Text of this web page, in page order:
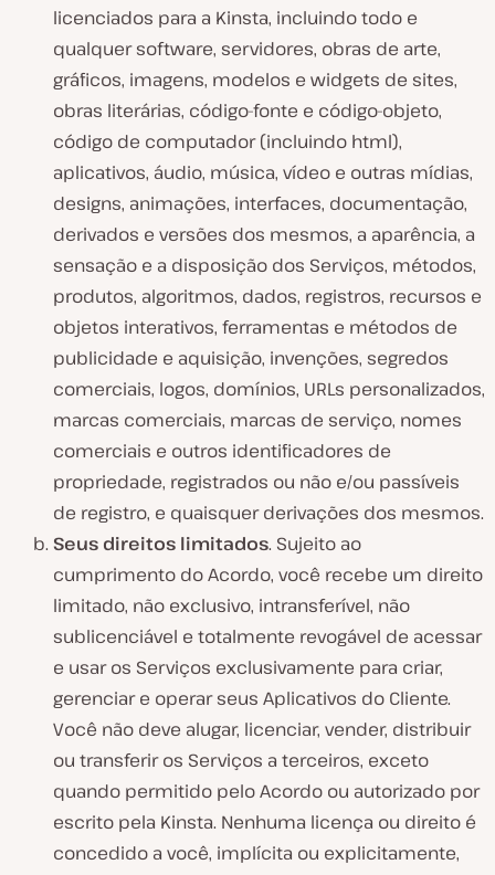
licenciados para a Kinsta, incluindo todo e
qualquer software, servidores, obras de arte,
gráficos, imagens, modelos e widgets de sites,
obras literárias, código-fonte e código-objeto,
código de computador (incluindo html),
aplicativos, áudio, música, vídeo e outras mídias,
designs, animações, interfaces, documentação,
derivados e versões dos mesmos, a aparência, a
sensação e a disposição dos Serviços, métodos,
produtos, algoritmos, dados, registros, recursos e
objetos interativos, ferramentas e métodos de
publicidade e aquisição, invenções, segredos
comerciais, logos, domínios, URLs personalizados,
marcas comerciais, marcas de serviço, nomes
comerciais e outros identificadores de
propriedade, registrados ou não e/ou passíveis
de registro, e quaisquer derivações dos mesmos.
Seus direitos limitados. Sujeito ao
cumprimento do Acordo, você recebe um direito
limitado, não exclusivo, intransferível, não
sublicenciável e totalmente revogável de acessar
e usar os Serviços exclusivamente para criar,
gerenciar e operar seus Aplicativos do Cliente.
Você não deve alugar, licenciar, vender, distribuir
ou transferir os Serviços a terceiros, exceto
quando permitido pelo Acordo ou autorizado por
escrito pela Kinsta. Nenhuma licença ou direito é
concedido a você, implícita ou explicitamente,